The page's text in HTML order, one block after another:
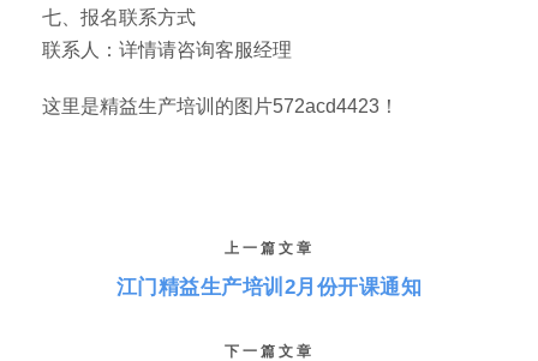
七、报名联系方式
联系人：详情请咨询客服经理
这里是精益生产培训的图片572acd4423！
上一篇文章
江门精益生产培训2月份开课通知
下一篇文章